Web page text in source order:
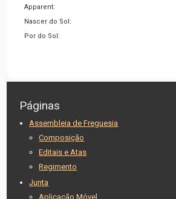
Apparent:
Nascer do Sol:
Por do Sol:
Páginas
Assembleia de Freguesia
Composição
Editais e Atas
Regimento
Junta
Aplicação Móvel